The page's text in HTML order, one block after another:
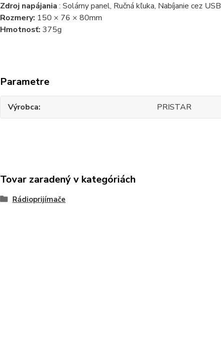
Zdroj napájania : Solárny panel, Ručná kľuka, Nabíjanie cez USB
Rozmery: 150 × 76 × 80mm
Hmotnosť: 375g
Parametre
Výrobca PRISTAR
Tovar zaradený v kategóriách
Rádioprijímače